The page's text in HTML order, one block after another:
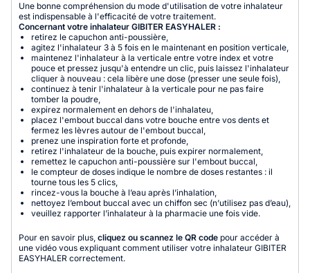
Une bonne compréhension du mode d'utilisation de votre inhalateur
est indispensable à l'efficacité de votre traitement.
Concernant votre inhalateur GIBITER EASYHALER :
retirez le capuchon anti-poussière,
agitez l'inhalateur 3 à 5 fois en le maintenant en position verticale,
maintenez l'inhalateur à la verticale entre votre index et votre
pouce et pressez jusqu'à entendre un clic, puis laissez l'inhalateur
cliquer à nouveau : cela libère une dose (presser une seule fois),
continuez à tenir l'inhalateur à la verticale pour ne pas faire
tomber la poudre,
expirez normalement en dehors de l'inhalateu,
placez l'embout buccal dans votre bouche entre vos dents et
fermez les lèvres autour de l'embout buccal,
prenez une inspiration forte et profonde,
retirez l'inhalateur de la bouche, puis expirer normalement,
remettez le capuchon anti-poussière sur l'embout buccal,
le compteur de doses indique le nombre de doses restantes : il
tourne tous les 5 clics,
rincez-vous la bouche à l’eau après l’inhalation,
nettoyez l’embout buccal avec un chiffon sec (n’utilisez pas d’eau),
veuillez rapporter l’inhalateur à la pharmacie une fois vide.
Pour en savoir plus, cliquez ou scannez le QR code pour accéder à
une vidéo vous expliquant comment utiliser votre inhalateur GIBITER
EASYHALER correctement.